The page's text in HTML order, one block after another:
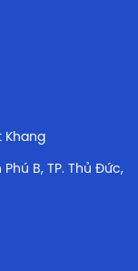
Khang
Phú B, TP. Thủ Đức,